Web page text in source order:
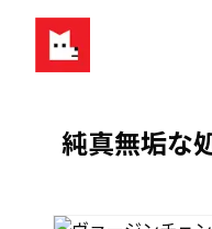
純真無垢な